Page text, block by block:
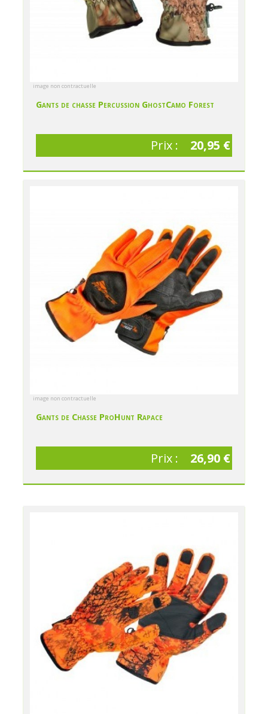
image non contractuelle
Gants de chasse Percussion GhostCamo Forest
Prix : 20,95 €
image non contractuelle
Gants de Chasse ProHunt Rapace
Prix : 26,90 €